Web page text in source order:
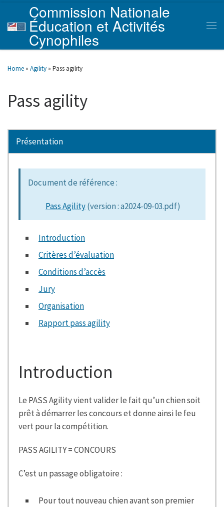
Skip to content
Commission Nationale
Éducation et Activités
Cynophiles
Home » Agility » Pass agility
Pass agility
Présentation
Document de référence :
Pass Agility(version : a2024-09-03.pdf)
Introduction
Critères d’évaluation
Conditions d’accès
Jury
Organisation
Rapport pass agility
Introduction
Le PASS Agility vient valider le fait qu’un chien soit
prêt à démarrer les concours et donne ainsi le feu
vert pour la compétition.
PASS AGILITY = CONCOURS
C’est un passage obligatoire :
Pour tout nouveau chien avant son premier